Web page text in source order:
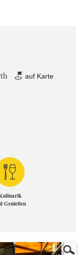
auf Karte
Genießen